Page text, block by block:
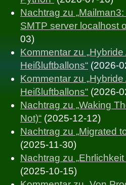
Nachtrag zu
SMTP server localhost
03)
Kommentar zu
Heißluftballons“ (2026-
Kommentar zu
Heißluftballons“ (2026-
Nachtrag zu „Waking
Not)“ (2025-12-12)
Nachtrag zu „Migrated
(2025-11-30)
Nachtrag zu
(2025-10-15)